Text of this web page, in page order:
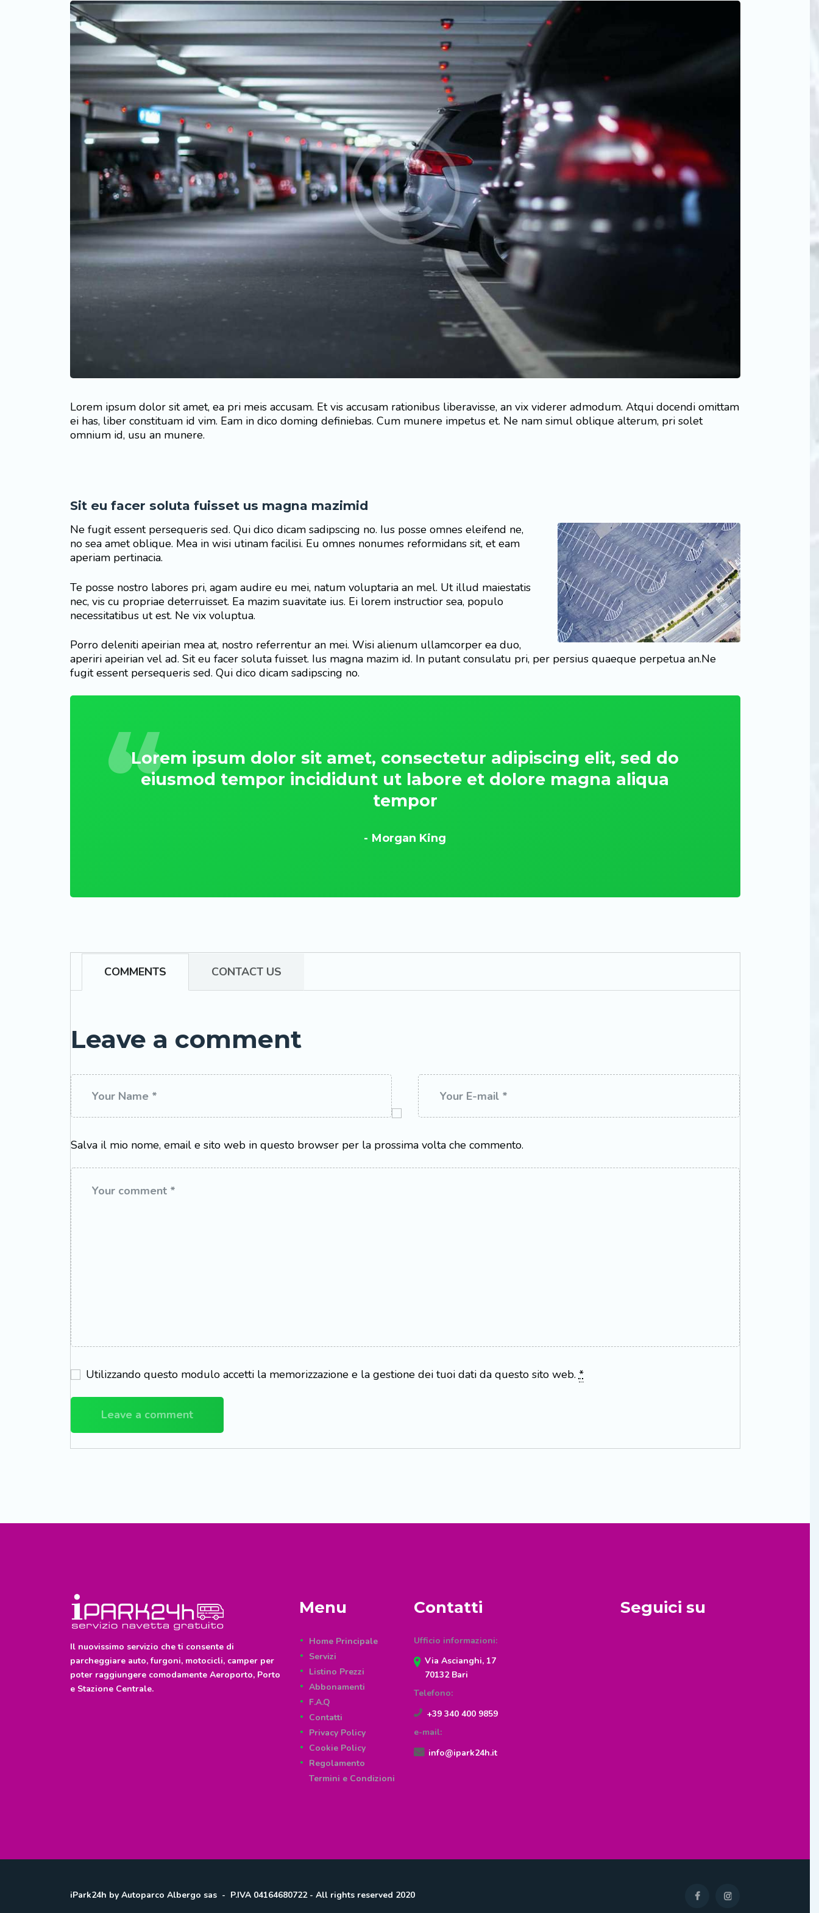
Privacy
Policy
Cookie
Policy
Regolamento
Termini e
Condizioni
Lorem ipsum dolor sit amet, ea pri meis accusam. Et vis accusam rationibus liberavisse, an vix viderer admodum. Atqui docendi omittam
ei has, liber constituam id vim. Eam in dico doming definiebas. Cum munere impetus et. Ne nam simul oblique alterum, pri solet
omnium id, usu an munere.
Sit eu facer soluta fuisset us magna mazimid
Ne fugit essent persequeris sed. Qui dico dicam sadipscing no. Ius posse omnes eleifend ne,
no sea amet oblique. Mea in wisi utinam facilisi. Eu omnes nonumes reformidans sit, et eam
aperiam pertinacia.
Te posse nostro labores pri, agam audire eu mei, natum voluptaria an mel. Ut illud maiestatis
nec, vis cu propriae deterruisset. Ea mazim suavitate ius. Ei lorem instructior sea, populo
necessitatibus ut est. Ne vix voluptua.
Porro deleniti apeirian mea at, nostro referrentur an mei. Wisi alienum ullamcorper ea duo,
aperiri apeirian vel ad. Sit eu facer soluta fuisset. Ius magna mazim id. In putant consulatu pri, per persius quaeque perpetua an.Ne
fugit essent persequeris sed. Qui dico dicam sadipscing no.
Lorem ipsum dolor sit amet, consectetur adipiscing elit, sed do
eiusmod tempor incididunt ut labore et dolore magna aliqua
tempor
Morgan King
COMMENTS CONTACT US
Leave a comment
Salva il mio nome, email e sito web in questo browser per la prossima volta che commento.
Utilizzando questo modulo accetti la memorizzazione e la gestione dei tuoi dati da questo sito web.*
Il nuovissimo servizio che ti consente di
parcheggiare auto, furgoni, motocicli, camper per
poter raggiungere comodamente Aeroporto, Porto
e Stazione Centrale.
Menu
Home Principale
Servizi
Listino Prezzi
Abbonamenti
F.A.Q
Contatti
Privacy Policy
Cookie Policy
Regolamento
Termini e Condizioni
Contatti
Ufficio informazioni:
Via Ascianghi, 17
70132 Bari
Telefono:
+39 340 400 9859
e-mail:
info@ipark24h.it
Seguici su
iPark24h by Autoparco Albergo sas - P.IVA 04164680722 - All rights reserved 2020
auto carica per il viaggio di rientro.